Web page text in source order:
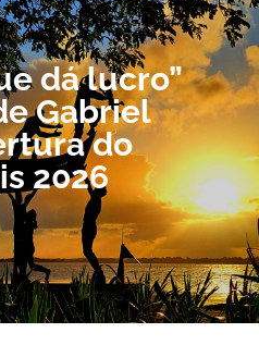
dá lucro”
Gabriel
do
2026